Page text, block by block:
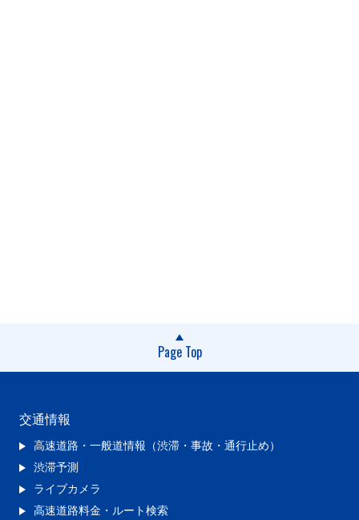
Page Top
交通情報
高速道路・一般道情報（渋滞・事故・通行止め）
渋滞予測
ライブカメラ
高速道路料金・ルート検索